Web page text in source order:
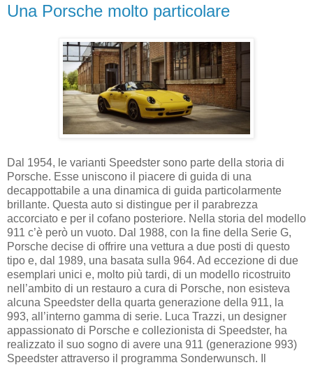
Una Porsche molto particolare
Dal 1954, le varianti Speedster sono parte della storia di
Porsche. Esse uniscono il piacere di guida di una
decappottabile a una dinamica di guida particolarmente
brillante. Questa auto si distingue per il parabrezza
accorciato e per il cofano posteriore. Nella storia del modello
911 c’è però un vuoto. Dal 1988, con la fine della Serie G,
Porsche decise di offrire una vettura a due posti di questo
tipo e, dal 1989, una basata sulla 964. Ad eccezione di due
esemplari unici e, molto più tardi, di un modello ricostruito
nell’ambito di un restauro a cura di Porsche, non esisteva
alcuna Speedster della quarta generazione della 911, la
993, all’interno gamma di serie. Luca Trazzi, un designer
appassionato di Porsche e collezionista di Speedster, ha
realizzato il suo sogno di avere una 911 (generazione 993)
Speedster attraverso il programma Sonderwunsch. Il